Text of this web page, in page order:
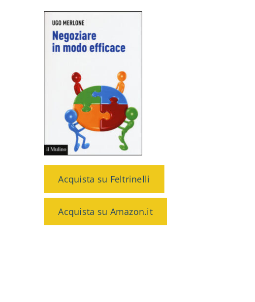
Acquista su Feltrinelli
Acquista su Amazon.it